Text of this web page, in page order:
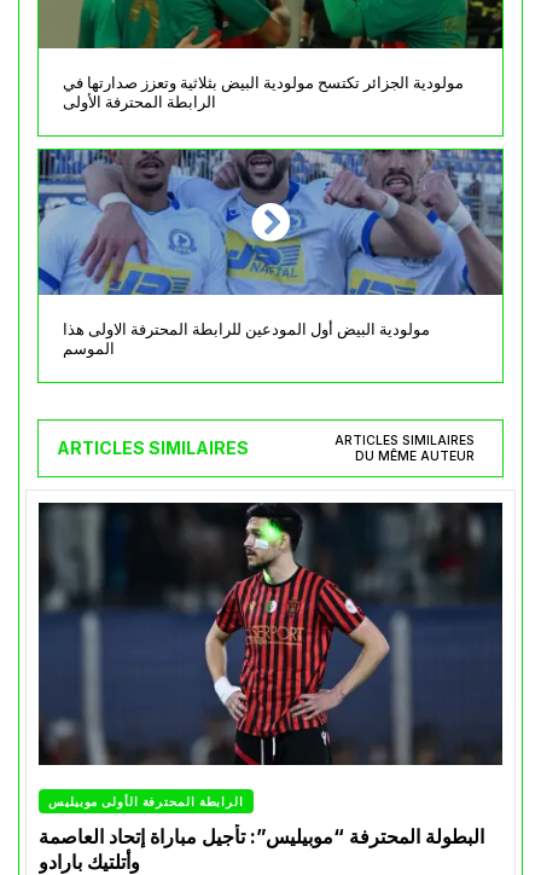
مولودية الجزائر تكتسح مولودية البيض بثلاثية وتعزز صدارتها في
الرابطة المحترفة الأولى
مولودية البيض أول المودعين للرابطة المحترفة الاولى هذا
الموسم
ARTICLES SIMILAIRES
ARTICLES SIMILAIRES
DU MÊME AUTEUR
الرابطة المحترفة الأولى موبيليس
البطولة المحترفة “موبيليس”: تأجيل مباراة إتحاد العاصمة
وأتلتيك بارادو